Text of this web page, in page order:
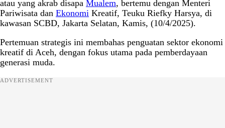
atau yang akrab disapa Mualem, bertemu dengan Menteri
Pariwisata dan Ekonomi Kreatif, Teuku Riefky Harsya, di
kawasan SCBD, Jakarta Selatan, Kamis, (10/4/2025).
Pertemuan strategis ini membahas penguatan sektor ekonomi
kreatif di Aceh, dengan fokus utama pada pemberdayaan
generasi muda.
ADVERTISEMENT